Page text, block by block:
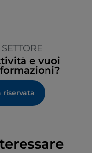
e vuoi
riservata